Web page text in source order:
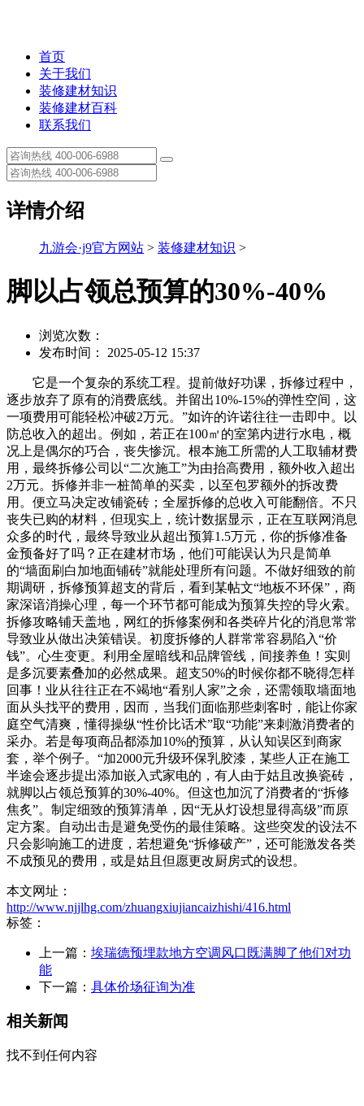
首页
关于我们
装修建材知识
装修建材百科
联系我们
详情介绍
九游会·j9官方网站 > 装修建材知识 >
脚以占领总预算的30%-40%
浏览次数：
发布时间： 2025-05-12 15:37
它是一个复杂的系统工程。提前做好功课，拆修过程中，
逐步放弃了原有的消费底线。并留出10%-15%的弹性空间，这
一项费用可能轻松冲破2万元。”如许的许诺往往一击即中。以
防总收入的超出。例如，若正在100㎡的室第内进行水电，概
况上是偶尔的巧合，丧失惨沉。根本施工所需的人工取辅材费
用，最终拆修公司以“二次施工”为由抬高费用，额外收入超出
2万元。拆修并非一桩简单的买卖，以至包罗额外的拆改费
用。便立马决定改铺瓷砖；全屋拆修的总收入可能翻倍。不只
丧失已购的材料，但现实上，统计数据显示，正在互联网消息
众多的时代，最终导致业从超出预算1.5万元，你的拆修准备
金预备好了吗？正在建材市场，他们可能误认为只是简单
的“墙面刷白加地面铺砖”就能处理所有问题。不做好细致的前
期调研，拆修预算超支的背后，看到某帖文“地板不环保”，商
家深谙消操心理，每一个环节都可能成为预算失控的导火索。
拆修攻略铺天盖地，网红的拆修案例和各类碎片化的消息常常
导致业从做出决策错误。初度拆修的人群常常容易陷入“价
钱”。心生变更。利用全屋暗线和品牌管线，间接养鱼！实则
是多沉要素叠加的必然成果。超支50%的时候你都不晓得怎样
回事！业从往往正在不竭地“看别人家”之余，还需领取墙面地
面从头找平的费用，因而，当我们面临那些刺客时，能让你家
庭空气清爽，懂得操纵“性价比话术”取“功能”来刺激消费者的
采办。若是每项商品都添加10%的预算，从认知误区到商家
套，举个例子。“加2000元升级环保乳胶漆，某些人正在施工
半途会逐步提出添加嵌入式家电的，有人由于姑且改换瓷砖，
就脚以占领总预算的30%-40%。但这也加沉了消费者的“拆修
焦炙”。制定细致的预算清单，因“无从灯设想显得高级”而原
定方案。自动出击是避免受伤的最佳策略。这些突发的设法不
只会影响施工的进度，若想避免“拆修破产”，还可能激发各类
不成预见的费用，或是姑且但愿更改厨房式的设想。
本文网址：
http://www.njjlhg.com/zhuangxiujiancaizhishi/416.html
标签：
上一篇： 埃瑞德预埋款地方空调风口既满脚了他们对功
能
下一篇： 具体价场征询为准
相关新闻
找不到任何内容